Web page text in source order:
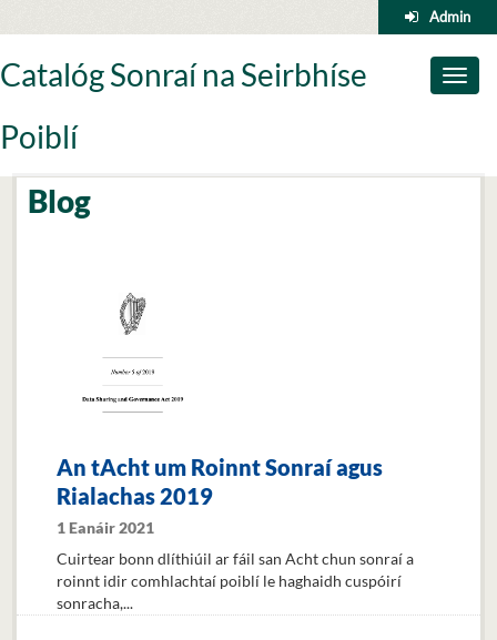
to
Admin
Toggle
Catalóg Sonraí na Seirbhíse
Poiblí
Blog
An tAcht um Roinnt Sonraí agus
Rialachas 2019
1 Eanáir 2021
Cuirtear bonn dlíthiúil ar fáil san Acht chun sonraí a
roinnt idir comhlachtaí poiblí le haghaidh cuspóirí
sonracha,...